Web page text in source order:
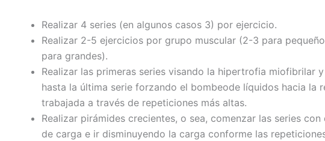
Realizar 4 series (en algunos casos 3) por ejercicio.
Realizar 2-5 ejercicios por grupo muscular (2-3 para
para grandes).
Realizar las primeras series visando la hipertrofia miofibrilar
hasta la última serie forzando el bombeode líquidos hacia la
trabajada a través de repeticiones más altas.
Realizar pirámides crecientes, o sea, comenzar las series con
de carga e ir disminuyendo la carga conforme las